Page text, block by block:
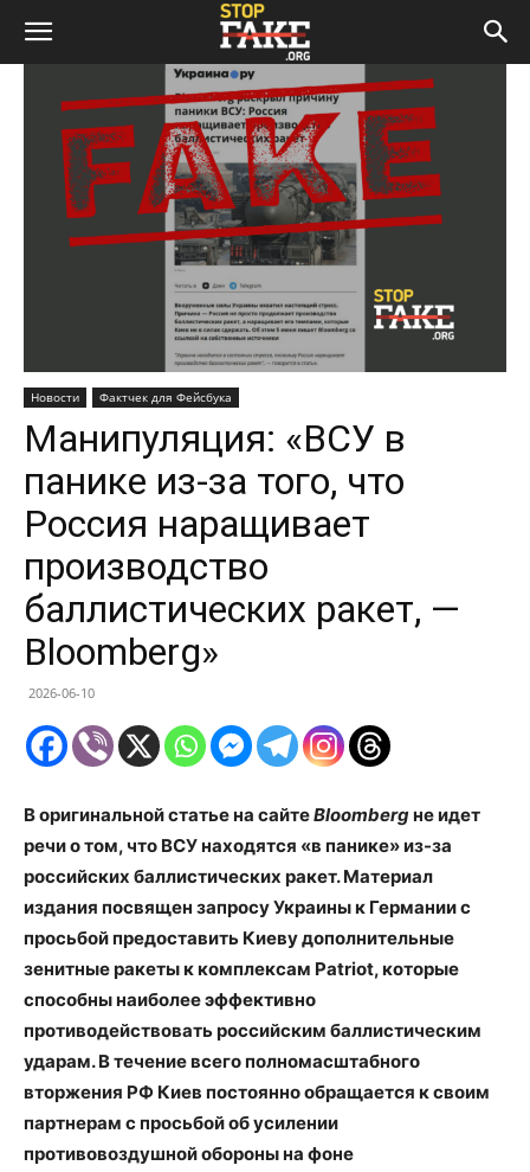
Новости Фактчек для Фейсбука
Манипуляция: «ВСУ в
панике из-за того, что
Россия наращивает
производство
баллистических ракет, —
Bloomberg»
2026-06-10
В оригинальной статье на сайтеBloombergне идет
речи о том, что ВСУ находятся «в панике»из-за
российских баллистических ракет. Материал
издания посвящен запросу Украины к Германии с
просьбой предоставить Киеву дополнительные
зенитные ракеты к комплексам Patriot, которые
способны наиболее эффективно
противодействовать российским баллистическим
ударам. В течение всего полномасштабного
вторжения РФ Киев постоянно обращается к своим
партнерам с просьбой об усилении
противовоздушной обороны на фоне